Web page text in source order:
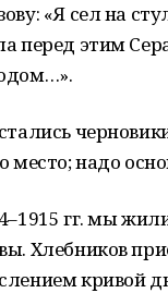
«Я сел на
перед этим
место; надо
гг. мы
Хлебников
кривой